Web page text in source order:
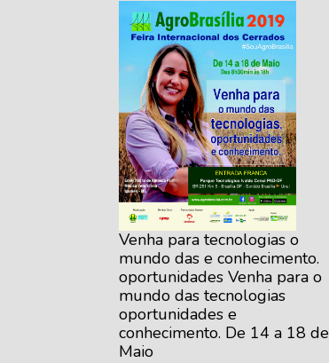
Venha para tecnologias o
mundo das e conhecimento.
oportunidades Venha para o
mundo das tecnologias
oportunidades e
conhecimento. De 14 a 18 de
Maio